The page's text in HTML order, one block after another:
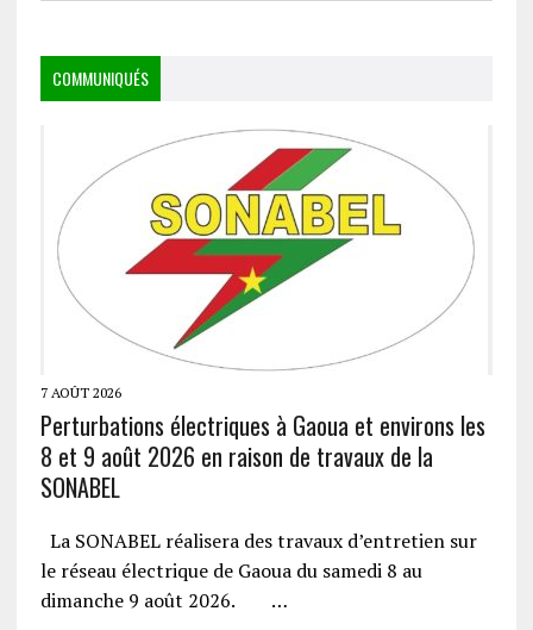
COMMUNIQUÉS
7 AOÛT 2026
Perturbations électriques à Gaoua et environs les
8 et 9 août 2026 en raison de travaux de la
SONABEL
La SONABEL réalisera des travaux d’entretien sur
le réseau électrique de Gaoua du samedi 8 au
dimanche 9 août 2026. …